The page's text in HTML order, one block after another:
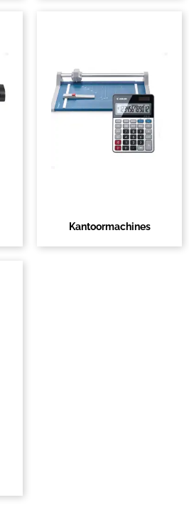
Kantoormachines